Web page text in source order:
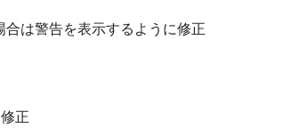
は警告を表示するように修正
正